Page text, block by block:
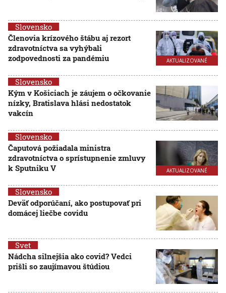
AKTUALIZOVANÉ
Slovensko
Členovia krízového štábu aj rezort
zdravotníctva sa vyhýbali
zodpovednosti za pandémiu
Slovensko
Kým v Košiciach je záujem o očkovanie
nízky, Bratislava hlási nedostatok
vakcín
AKTUALIZOVANÉ
Slovensko
Čaputová požiadala ministra
zdravotníctva o sprístupnenie zmluvy
k Sputniku V
Slovensko
Deväť odporúčaní, ako postupovať pri
domácej liečbe covidu
Svet
Nádcha silnejšia ako covid? Vedci
prišli so zaujímavou štúdiou